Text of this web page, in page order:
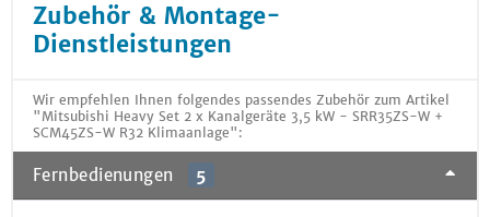
Zubehör & Montage-
Dienstleistungen
Wir empfehlen Ihnen folgendes passendes Zubehör zum Artikel
"Mitsubishi Heavy Set 2 x Kanalgeräte 3,5 kW - SRR35ZS-W +
SCM45ZS-W R32 Klimaanlage":
Fernbedienungen 5